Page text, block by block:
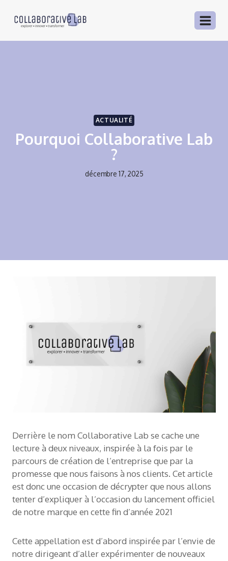
ACTUALITÉ
Pourquoi Collaborative Lab
?
décembre 17, 2025
Derrière le nom Collaborative Lab se cache une
lecture à deux niveaux, inspirée à la fois par le
parcours de création de l’entreprise que par la
promesse que nous faisons à nos clients. Cet article
est donc une occasion de décrypter que nous allons
tenter d’expliquer à l’occasion du lancement officiel
de notre marque en cette fin d’année 2021
Cette appellation est d’abord inspirée par l’envie de
notre dirigeant d’aller expérimenter de nouveaux